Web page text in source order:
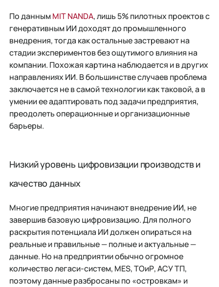
По даннымMIT NANDA, лишь 5% пилотных проектов с
генеративным ИИ доходят до промышленного
внедрения, тогда как остальные застревают на
стадии экспериментов без ощутимого влияния на
компании. Похожая картина наблюдается и в других
направлениях ИИ. В большинстве случаев проблема
заключается не в самой технологии как таковой, а в
умении ее адаптировать под задачи предприятия,
преодолеть операционные и организационные
барьеры.
Низкий уровень цифровизации производств и
качество данных
Многие предприятия начинают внедрение ИИ, не
завершив базовую цифровизацию. Для полного
раскрытия потенциала ИИ должен опираться на
реальные и правильные — полные и актуальные —
данные. Но на предприятии обычно огромное
количество легаси-систем, MES, ТОиР, АСУ ТП,
поэтому данные разбросаны по «островкам» и